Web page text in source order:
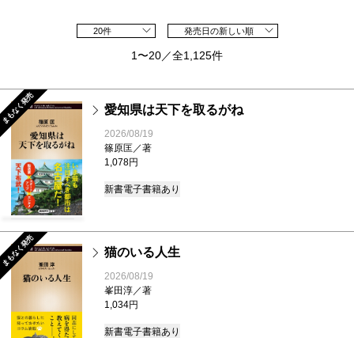
20件 発売日の新しい順
1〜20／全1,125件
まもなく発売 愛知県は天下を取るがね
2026/08/19
篠原匡／著
1,078円
新書電子書籍あり
まもなく発売 猫のいる人生
2026/08/19
峯田淳／著
1,034円
新書電子書籍あり